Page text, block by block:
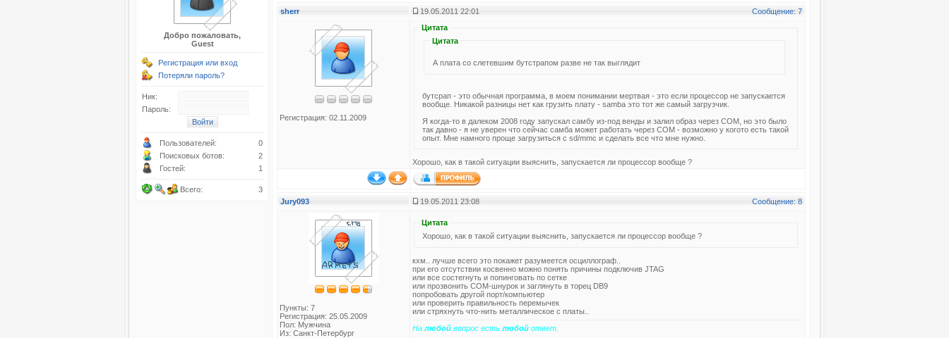
Добро пожаловать,
Guest
Регистрация или вход
Потеряли пароль?
Ник:
Пароль:
Пользователей:
0
Поисковых ботов:
2
Гостей:
1
Всего: 3
sherr 19.05.2011 22:01 Сообщение: 7
Регистрация: 02.11.2009
Цитата
Цитата
А плата со слетевшим бутстрапом разве не так выглядит
бутсрап - это обычная программа, в моем понимании мертвая - это если процессор не запускается
вообще. Никакой разницы нет как грузить плату - samba это тот же самый загрузчик.
Я когда-то в далеком 2008 году запускал самбу из-под венды и залил образ через COM, но это было
так давно - я не уверен что сейчас самба может работать через COM - возможно у когото есть такой
опыт. Мне намного проще загрузиться с sd/mmc и сделать все что мне нужно.
Хорошо, как в такой ситуации выяснить, запускается ли процессор вообще ?
Jury093 19.05.2011 23:08 Сообщение: 8
Пункты: 7
Регистрация: 25.05.2009
Пол: Мужчина
Из: Санкт-Петербург
Цитата
Хорошо, как в такой ситуации выяснить, запускается ли процессор вообще ?
кхм.. лучше всего это покажет разумеется осциллограф..
при его отсутствии косвенно можно понять причины подключив JTAG
или все состегнуть и попинговать по сетке
или прозвонить COM-шнурок и заглянуть в торец DB9
попробовать другой порт/компьютер
или проверить правильность перемычек
или стряхнуть что-нить металлическое с платы..
На любой вопрос есть любой ответ.